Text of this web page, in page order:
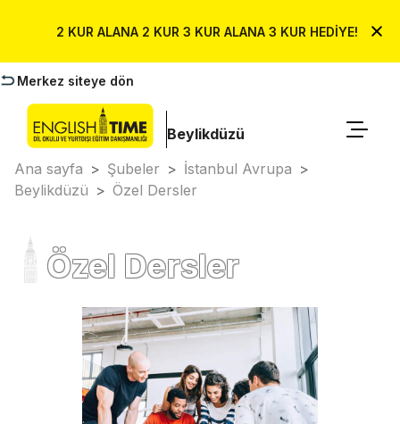
2 KUR ALANA 2 KUR 3 KUR ALANA 3 KUR HEDİYE!
Merkez siteye dön
Beylikdüzü
Ana sayfa > Şubeler > İstanbul Avrupa >
Beylikdüzü > Özel Dersler
Özel Dersler